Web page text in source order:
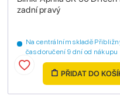
zadní pravý
Na centrálním skladě
čas doručení 9 dní od nákupu
PŘIDAT DO